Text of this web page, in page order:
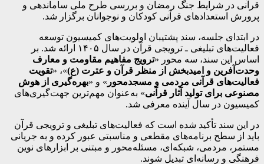
قرآنی در شرایط جنگ رمضان و بررسی طرح ملی ساماندهی و
پرورش استعداد‌های قرآنی کودکان و نوجوانان برگزار شد.
در ابتدای جلسه، سند پشتیبان اولویت‌های کمیسیون توسعه
فعالیت‌های تبلیغی ـ ترویجی قرآن در سال ۱۴۰۵ ارائه شد. بر
اساس این سند، سه محور «ترویج مفاهیم مقاومت و معارف
وحدت‌آفرین و امیدبخش از منظر قرآن و عترت (ع)»، «تقویت
فعالیت‌های قرآنی مردمی و مسجد‌محور » و «بهره‌گیری از هوش
مصنوعی برای تولید آثار قرآنی» به‌عنوان مهم‌ترین جهت‌گیری‌های
کمیسیون در سال آینده معرفی شد.
در این سند تأکید شده است که فعالیت‌های تبلیغی و ترویجی قرآن
باید از سطح برنامه‌های مقطعی و مناسبتی عبور کرده و به جریانی
مستمر، مردمی، شبکه‌ای، مسئله‌محور و مبتنی بر ابزار‌های نوین
فرهنگی و رسانه‌ای تبدیل شوند.